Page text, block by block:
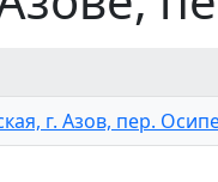
г. Азов, пер.